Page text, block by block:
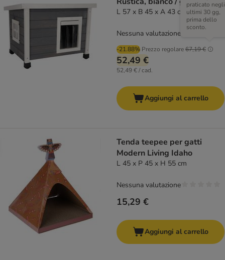
L 57 x B 45 x A 43 cm
-21.88% Prezzo regolare67,19 €
praticato negli
ultimi 30 gg,
prima dello
sconto.
52,49 €
52,49 € / cad.
Nessuna valutazione
Aggiungi al carrello
Tenda teepee per gatti
Modern Living Idaho
L 45 x P 45 x H 55 cm
15,29 €
Nessuna valutazione
Aggiungi al carrello